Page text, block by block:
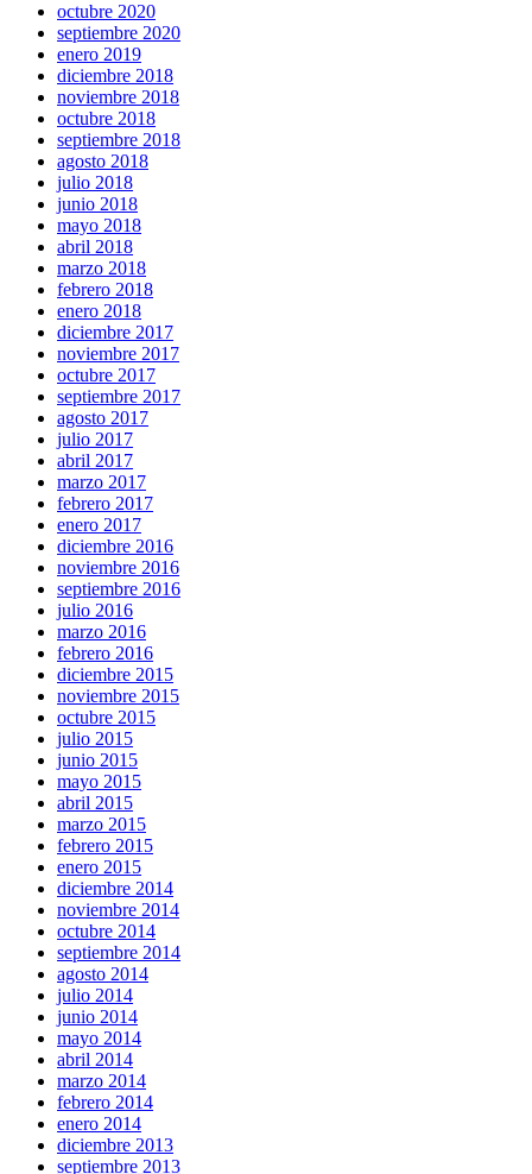
octubre 2020
septiembre 2020
enero 2019
diciembre 2018
noviembre 2018
octubre 2018
septiembre 2018
agosto 2018
julio 2018
junio 2018
mayo 2018
abril 2018
marzo 2018
febrero 2018
enero 2018
diciembre 2017
noviembre 2017
octubre 2017
septiembre 2017
agosto 2017
julio 2017
abril 2017
marzo 2017
febrero 2017
enero 2017
diciembre 2016
noviembre 2016
septiembre 2016
julio 2016
marzo 2016
febrero 2016
diciembre 2015
noviembre 2015
octubre 2015
julio 2015
junio 2015
mayo 2015
abril 2015
marzo 2015
febrero 2015
enero 2015
diciembre 2014
noviembre 2014
octubre 2014
septiembre 2014
agosto 2014
julio 2014
junio 2014
mayo 2014
abril 2014
marzo 2014
febrero 2014
enero 2014
diciembre 2013
septiembre 2013